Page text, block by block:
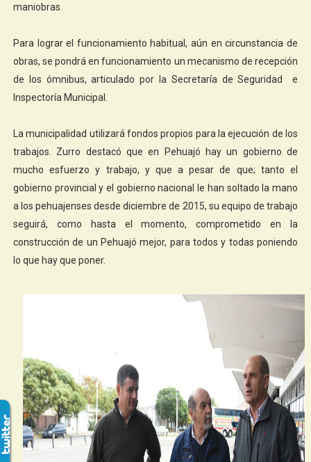
maniobras.
Para lograr el funcionamiento habitual, aún en circunstancia de
obras, se pondrá en funcionamiento un mecanismo de recepción
de los ómnibus, articulado por la Secretaría de Seguridad e
Inspectoría Municipal.
La municipalidad utilizará fondos propios para la ejecución de los
trabajos. Zurro destacó que en Pehuajó hay un gobierno de
mucho esfuerzo y trabajo, y que a pesar de que; tanto el
gobierno provincial y el gobierno nacional le han soltado la mano
a los pehuajenses desde diciembre de 2015, su equipo de trabajo
seguirá, como hasta el momento, comprometido en la
construcción de un Pehuajó mejor, para todos y todas poniendo
lo que hay que poner.